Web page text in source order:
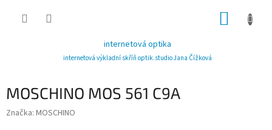
internetová optika
internetová výkladní skříň optik.studio Jana Čížková
MOSCHINO MOS 561 C9A
Značka: MOSCHINO